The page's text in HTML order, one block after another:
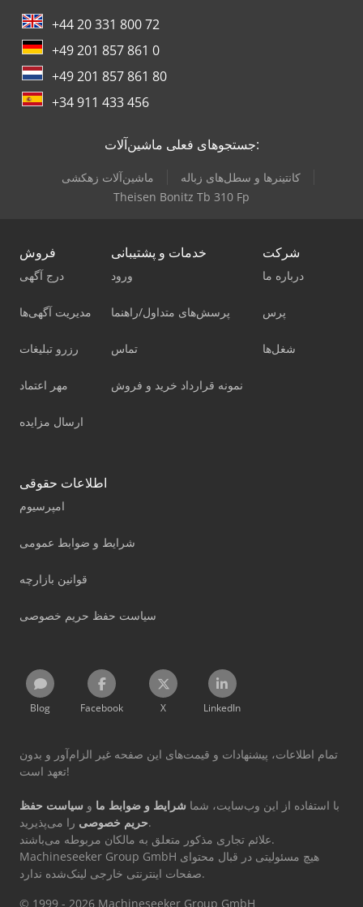
+44 20 331 800 72
+49 201 857 861 0
+49 201 857 861 80
+34 911 433 456
جستجوهای فعلی ماشین‌آلات:
ماشین‌آلات زهکشی
کانتینرها و سطل‌های زباله
Theisen Bonitz Tb 310 Fp
فروش
درج آگهی
مدیریت آگهی‌ها
رزرو تبلیغات
مهر اعتماد
ارسال مزایده
خدمات و پشتیبانی
ورود
پرسش‌های متداول/راهنما
تماس
نمونه قرارداد خرید و فروش
شرکت
درباره ما
پرس
شغل‌ها
اطلاعات حقوقی
امپرسیوم
شرایط و ضوابط عمومی
قوانین بازارچه
سیاست حفظ حریم خصوصی
Blog Facebook X LinkedIn
تمام اطلاعات، پیشنهادات و قیمت‌های این صفحه غیر الزام‌آور و بدون
تعهد است!
با استفاده از این وب‌سایت، شما شرایط و ضوابط ما و سیاست حفظ
حریم خصوصیرا می‌پذیرید.
علائم تجاری مذکور متعلق به مالکان مربوطه می‌باشند.
Machineseeker Group GmbH هیچ مسئولیتی در قبال محتوای
صفحات اینترنتی خارجی لینک‌شده ندارد.
© 1999 - 2026 Machineseeker Group GmbH